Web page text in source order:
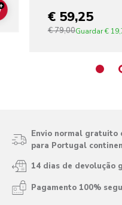
ADD TO CART€ 59,25
€ 79,00Guardar€
Envio normal gratuito
para Portugal
14 dias de devolução
Pagamento 100%